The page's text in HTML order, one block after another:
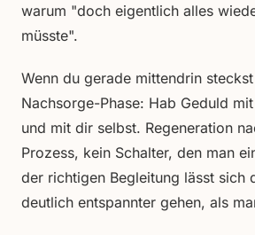
warum "doch eigentlich alles
müsste".
Wenn du gerade mittendrin
Nachsorge-Phase: Hab Geduld
und mit dir selbst. Regeneration
Prozess, kein Schalter, den man
der richtigen Begleitung lässt sich
deutlich entspannter gehen, als